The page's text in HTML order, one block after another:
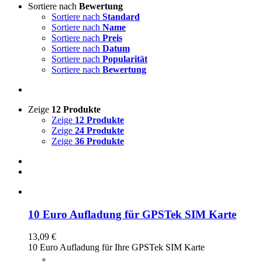
Sortiere nach Bewertung
Sortiere nach Standard
Sortiere nach Name
Sortiere nach Preis
Sortiere nach Datum
Sortiere nach Popularität
Sortiere nach Bewertung
Zeige 12 Produkte
Zeige 12 Produkte
Zeige 24 Produkte
Zeige 36 Produkte
10 Euro Aufladung für GPSTek SIM Karte
13,09 €
10 Euro Aufladung für Ihre GPSTek SIM Karte